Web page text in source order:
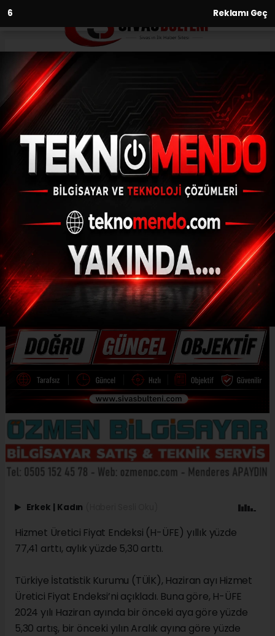
4 Reklamı Geç
Anasayfa Ekonomi
H-ÜFE yıllık yüzde 77,41 arttı
(İHA) - İhlas Haber Ajansı | 31.07.2024 - 11:04, Güncelleme: 31.07.2024
- 10:33
H-ÜFE yıllık yüzde 77,41 arttı
ABONE OL
Erkek | Kadın
Hizmet Üretici Fiyat Endeksi (H-ÜFE) yıllık yüzde
77,41 arttı, aylık yüzde 5,30 arttı.
Türkiye İstatistik Kurumu (TÜİK), Haziran ayı Hizmet
Üretici Fiyat Endeksi’ni açıkladı. Buna göre, H-ÜFE
2024 yılı Haziran ayında bir önceki aya göre yüzde
5,30 artış, bir önceki yılın Aralık ayına göre yüzde